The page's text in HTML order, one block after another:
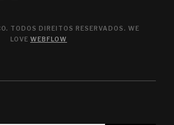
TODOS DIREITOS RESERVADOS. WE
LOVE WEBFLOW